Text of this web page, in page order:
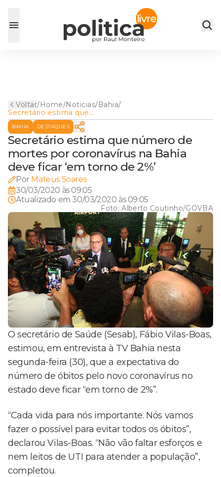
Voltar/Home/Noticias/Bahia/
Secretário estima que
número de mortes por
coronavírus na Bahia deve
ficar ‘em torno de 2%’
BAHIA DESTAQUES
Secretário estima que número de
mortes por coronavírus na Bahia
deve ficar ‘em torno de 2%’
Por Mateus Soares
30/03/2020 às 09:05
Atualizado em30/03/2020 às 09:05
Foto:Alberto Coutinho/GOVBA
O secretário de Saúde (Sesab), Fábio Vilas-Boas,
estimou, em entrevista à TV Bahia nesta
segunda-feira (30), que a expectativa do
número de óbitos pelo novo coronavírus no
estado deve ficar “em torno de 2%”.
“Cada vida para nós importante. Nós vamos
fazer o possível para evitar todos os óbitos”,
declarou Vilas-Boas. “Não vão faltar esforços e
nem leitos de UTI para atender a população”,
completou.